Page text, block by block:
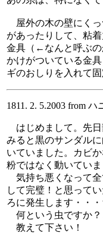
屋外の木の壁にくっ
があったりして、粘
金具（←なんと呼ぶの
かけがついている金
ギのおしりを入れて
1811. 2. 5.2003 from ハ
はじめまして。先日
みると黒のサンダル
いていました。カビ
粉ではなく動いていま
気持ち悪くなって全
して完璧！と思って
ろに発生します・・
何という虫ですか？
教えて下さい！